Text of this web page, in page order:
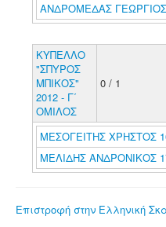
ΑΝΔΡΟΜΕΔΑΣ ΓΕΩΡΓΙΟΣ
ΚΥΠΕΛΛΟ
"ΣΠΥΡΟΣ
ΜΠΙΚΟΣ"
2012 - Γ΄
ΟΜΙΛΟΣ
0 / 1
ΜΕΣΟΓΕΙΤΗΣ ΧΡΗΣΤΟΣ
ΜΕΛΙΔΗΣ ΑΝΔΡΟΝΙΚΟΣ
Επιστροφή στην Ελληνική